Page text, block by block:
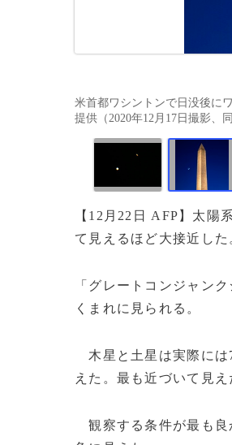
米首都ワシントンで日没後に
提供（2020年12月17日撮影、
【12月22日 AFP】太陽
て見えるほど大接近し
「グレートコンジャン
くまれに見られる。
木星と土星は実際には
えた。最も近づいて見
観察する条件が最も良